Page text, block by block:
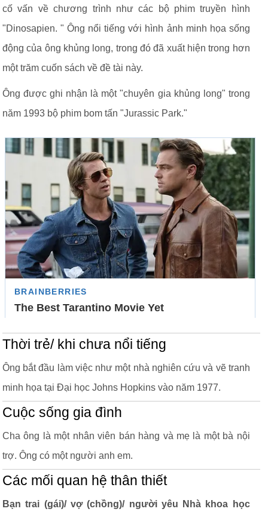
cố vấn về chương trình như các bộ phim truyền hình
"Dinosapien. " Ông nổi tiếng với hình ảnh minh họa sống
động của ông khủng long, trong đó đã xuất hiện trong hơn
một trăm cuốn sách về đề tài này.
Ông được ghi nhận là một "chuyên gia khủng long" trong
năm 1993 bộ phim bom tấn "Jurassic Park."
Thời trẻ/ khi chưa nổi tiếng
Ông bắt đầu làm việc như một nhà nghiên cứu và vẽ tranh
minh họa tại Đại học Johns Hopkins vào năm 1977.
Cuộc sống gia đình
Cha ông là một nhân viên bán hàng và mẹ là một bà nội
trợ. Ông có một người anh em.
Các mối quan hệ thân thiết
Bạn trai (gái)/ vợ (chồng)/ người yêu Nhà khoa học